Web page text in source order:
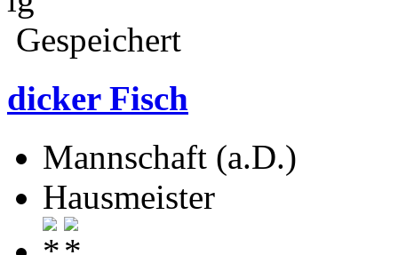
Gespeichert
dicker Fisch
Mannschaft (a.D.)
Hausmeister